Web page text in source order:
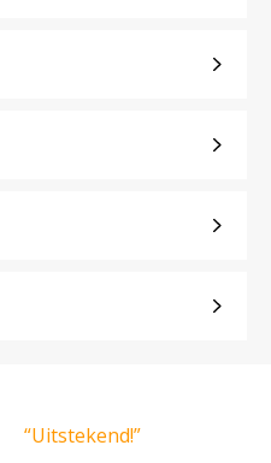
“Uitstekend!”